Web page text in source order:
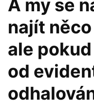
A my se
najít
ale
od